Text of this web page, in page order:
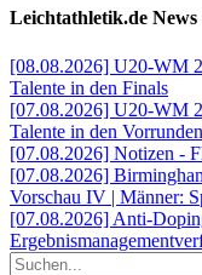
Leichtathletik.de News
[08.08.2026] U20-WM
Talente in den Finals
[07.08.2026] U20-WM
Talente in den Vorrunden
[07.08.2026] Notizen -
[07.08.2026]
Vorschau IV | Männer:
[07.08.2026] Anti-